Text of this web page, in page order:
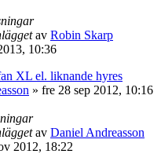
av Robin Skarp
10:36
XL el. liknande hyres
» fre 28 sep 2012, 10:16
av Daniel Andreasson
2012, 18:22